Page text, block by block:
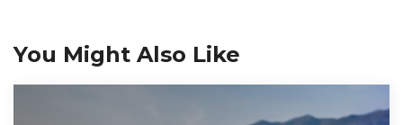
You Might Also Like